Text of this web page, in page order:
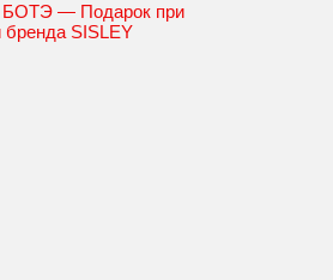
— Подарок при
бренда SISLEY